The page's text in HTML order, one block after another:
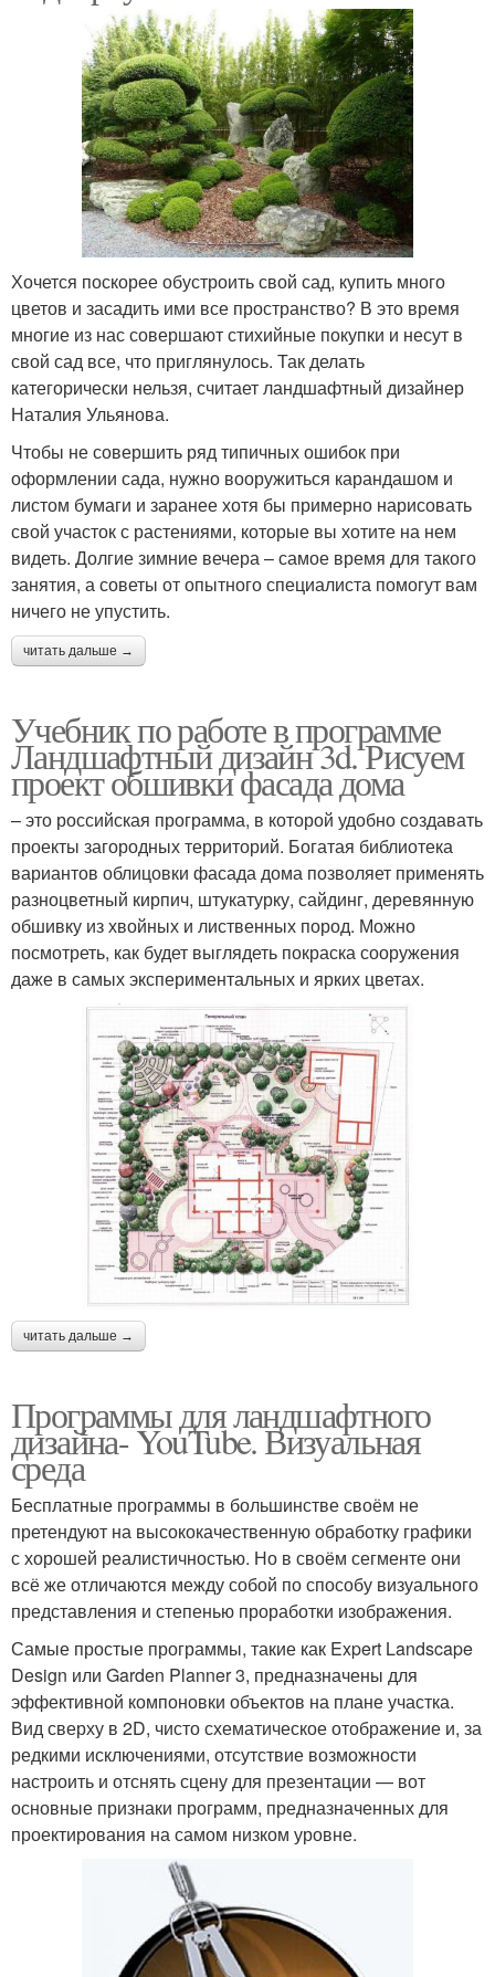
Хочется поскорее обустроить свой сад, купить много
цветов и засадить ими все пространство? В это время
многие из нас совершают стихийные покупки и несут в
свой сад все, что приглянулось. Так делать
категорически нельзя, считает ландшафтный дизайнер
Наталия Ульянова.
Чтобы не совершить ряд типичных ошибок при
оформлении сада, нужно вооружиться карандашом и
листом бумаги и заранее хотя бы примерно нарисовать
свой участок с растениями, которые вы хотите на нем
видеть. Долгие зимние вечера – самое время для такого
занятия, а советы от опытного специалиста помогут вам
ничего не упустить.
читать дальше →
Учебник по работе в программе
Ландшафтный дизайн 3d. Рисуем
проект обшивки фасада дома
– это российская программа, в которой удобно создавать
проекты загородных территорий. Богатая библиотека
вариантов облицовки фасада дома позволяет применять
разноцветный кирпич, штукатурку, сайдинг, деревянную
обшивку из хвойных и лиственных пород. Можно
посмотреть, как будет выглядеть покраска сооружения
даже в самых экспериментальных и ярких цветах.
читать дальше →
Программы для ландшафтного
дизайна- YouTube. Визуальная
среда
Бесплатные программы в большинстве своём не
претендуют на высококачественную обработку графики
с хорошей реалистичностью. Но в своём сегменте они
всё же отличаются между собой по способу визуального
представления и степенью проработки изображения.
Самые простые программы, такие как Expert Landscape
Design или Garden Planner 3, предназначены для
эффективной компоновки объектов на плане участка.
Вид сверху в 2D, чисто схематическое отображение и, за
редкими исключениями, отсутствие возможности
настроить и отснять сцену для презентации — вот
основные признаки программ, предназначенных для
проектирования на самом низком уровне.